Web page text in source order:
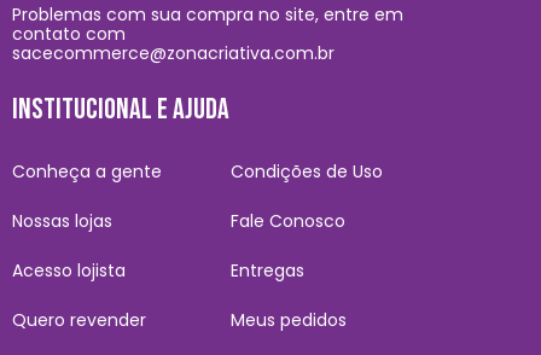
Problemas com sua compra no site, entre em
contato com
sacecommerce@zonacriativa.com.br
INSTITUCIONAL E AJUDA
Conheça a gente
Nossas lojas
Acesso lojista
Quero revender
Condições de Uso
Fale Conosco
Entregas
Meus pedidos